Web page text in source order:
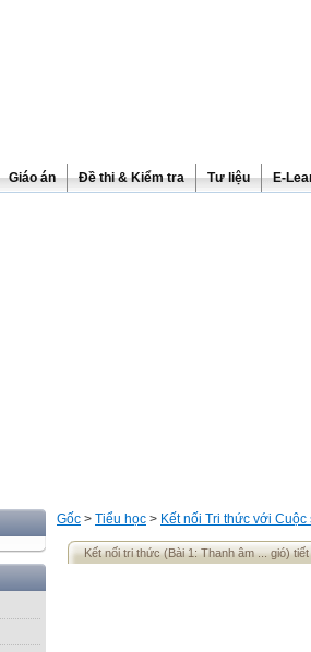
Giáo án Đề thi & Kiểm tra Tư liệu E-
Gốc > Tiểu học > Kết nối Tri thức với Cuộc
Kết nối tri thức (Bài 1: Thanh âm ... gió) tiết